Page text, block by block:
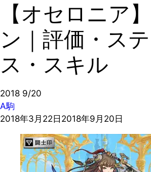
【オセロニア
ン｜評価・ス
ス・スキル
2018 9/20
A駒
2018年3月22日 2018年9月20日